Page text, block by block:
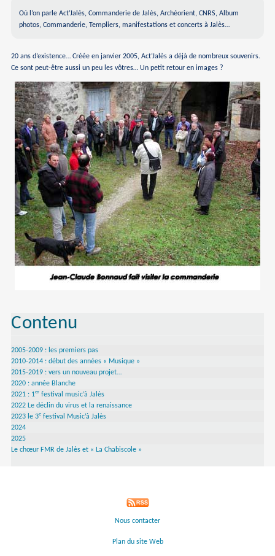
Où l’on parle Act’Jalès, Commanderie de Jalès, Archéorient, CNRS, Album
photos, Commanderie, Templiers, manifestations et concerts à Jalès…
20 ans d’existence… Créée en janvier 2005, Act’Jalès a déjà de nombreux souvenirs.
Ce sont peut-être aussi un peu les vôtres… Un petit retour en images ?
Contenu
2005-2009 : les premiers pas
2010-2014 : début des années « Musique »
2015-2019 : vers un nouveau projet…
2020 : année Blanche
2021 : 1er festival music’à Jalès
2022 Le déclin du virus et la renaissance
2023 le 3e festival Music’à Jalès
2024
2025
Le chœur FMR de Jalès et « La Chabiscole »
Nous contacter
Plan du site Web